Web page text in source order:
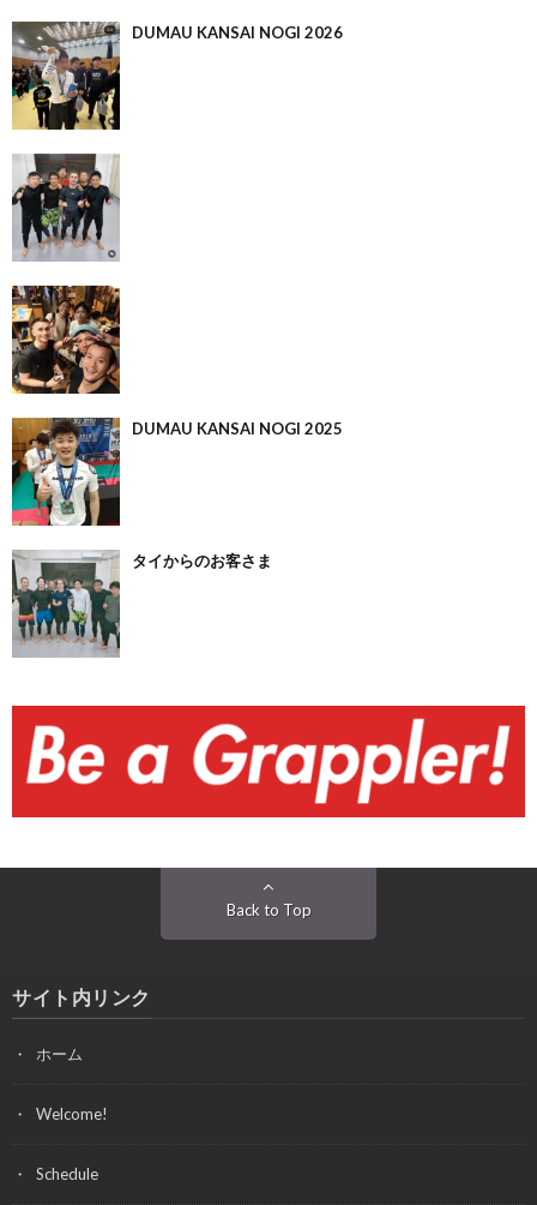
DUMAU KANSAI NOGI 2026
DUMAU KANSAI NOGI 2025
タイからのお客さま
Back to Top
サイト内リンク
ホーム
Welcome!
Schedule